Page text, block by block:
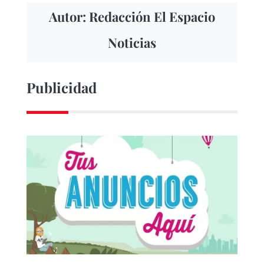
Autor: Redacción El Espacio
Noticias
Publicidad